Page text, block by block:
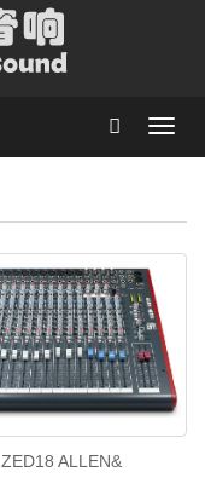
ZED18 ALLEN&